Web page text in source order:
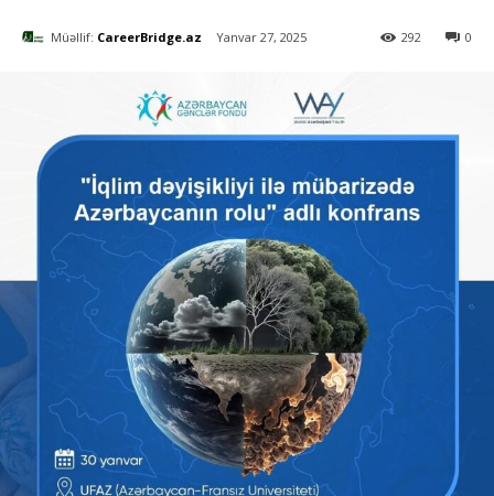
Müəllif: CareerBridge.az Yanvar 27, 2025 0
292